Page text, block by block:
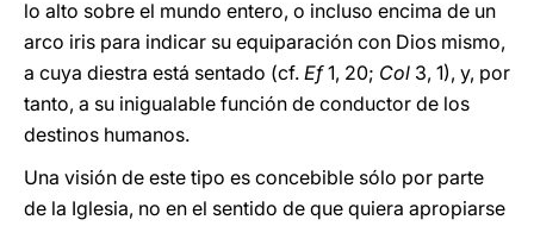
lo alto sobre el mundo entero, o incluso encima de un
arco iris para indicar su equiparación con Dios mismo,
a cuya diestra está sentado (cf. Ef1, 20; Col 3, 1), y, por
tanto, a su inigualable función de conductor de los
destinos humanos.
Una visión de este tipo es concebible sólo por parte
de la Iglesia, no en el sentido de que quiera apropiarse